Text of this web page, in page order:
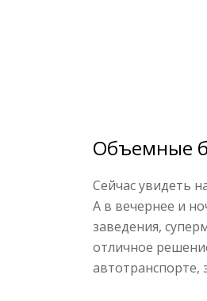
Объемные
Сейчас увидеть
А в вечернее и
заведения,
отличное
автотранспорте,